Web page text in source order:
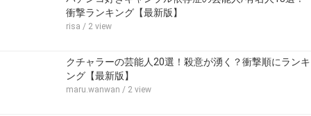
衝撃ランキング【最新版】
risa / 2 view
クチャラーの芸能人20選！殺意が湧く？衝撃順にランキ
ング【最新版】
maru.wanwan / 2 view